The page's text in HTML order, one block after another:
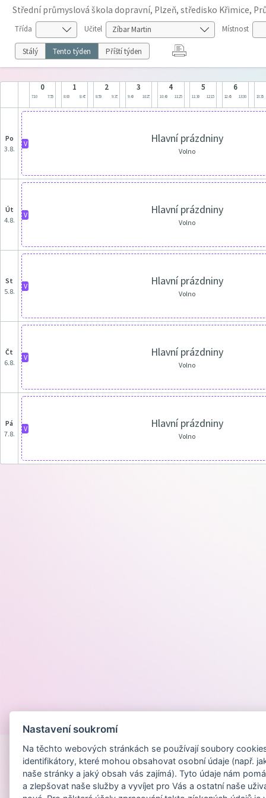
Střední průmyslová škola dopravní, Plzeň, středisko Křimice,
Třída Učitel Místnost
Stálý Tento týden Příští týden
0
7:10 7:55
1
8:00 8:45
2
8:50 9:35
3
9:40 10:25
4
10:40 11:25
5
11:30 12:15
6
12:45 13:30 13:35
po
3.8.
V Hlavní prázdniny
Volno
út
4.8.
V Hlavní prázdniny
Volno
st
5.8.
V Hlavní prázdniny
Volno
čt
6.8.
V Hlavní prázdniny
Volno
pá
7.8.
V Hlavní prázdniny
Volno
Nastavení soukromí
Na těchto webových stránkách se používají soubory
identifikátory, které mohou obsahovat osobní údaje (např.
naše stránky a jaký obsah vás zajímá). Tyto údaje nám
a zlepšovat naše služby a vyvíjet pro Vás a ostatní naše